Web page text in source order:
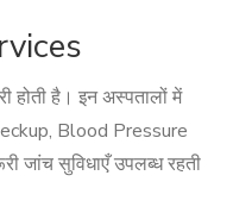
होती है। इन अस्पतालों में
Blood Pressure
सुविधाएँ उपलब्ध रहती